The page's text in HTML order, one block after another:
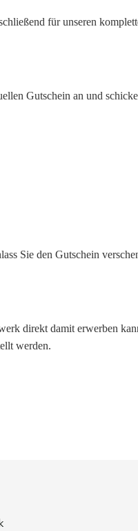
für unseren
Gutschein an und
Sie den Gutschein
direkt damit erwerben
werden.